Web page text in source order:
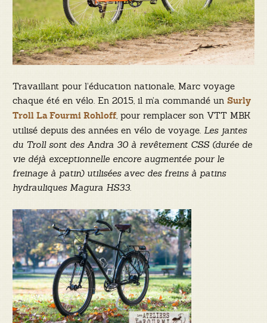
Travaillant pour l’éducation nationale, Marc voyage
chaque été en vélo. En 2015, il m’a commandé un Surly
Troll La Fourmi Rohloff, pour remplacer son VTT MBK
utilisé depuis des années en vélo de voyage. Les jantes
du Troll sont des Andra 30 à revêtement CSS (durée de
vie déjà exceptionnelle encore augmentée pour le
freinage à patin) utilisées avec des freins à patins
hydrauliques Magura HS33.